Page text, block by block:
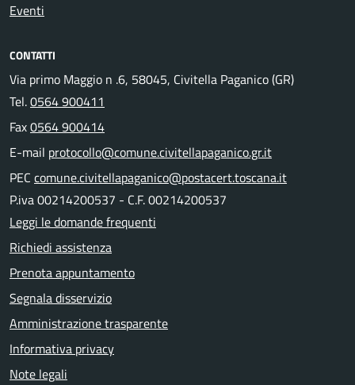
Eventi
CONTATTI
Via primo Maggio n .6, 58045, Civitella Paganico (GR)
Tel.0564 900411
Fax0564 900414
E-mail protocollo@comune.civitellapaganico.gr.it
PEC comune.civitellapaganico@postacert.toscana.it
P.iva 00214200537 - C.F. 00214200537
Leggi le domande frequenti
Richiedi assistenza
Prenota appuntamento
Segnala disservizio
Amministrazione trasparente
Informativa privacy
Note legali